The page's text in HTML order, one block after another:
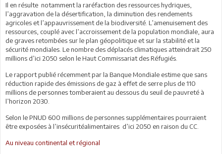
Il en résulte notamment la raréfaction des ressources hydriques,
l’aggravation de la désertification, la diminution des rendements
agricoles et l’appauvrissement de la biodiversité. L’amenuisement des
ressources, couplé avec l’accroissement de la population mondiale, aura
de graves retombées sur le plan géopolitique et sur la stabilité et la
sécurité mondiales. Le nombre des déplacés climatiques atteindrait 250
millions d’ici 2050 selon le Haut Commissariat des Réfugiés.
Le rapport publié récemment par la Banque Mondiale estime que sans
réduction rapide des émissions de gaz à effet de serre plus de 110
millions de personnes tomberaient au dessous du seuil de pauvreté à
l’horizon 2030.
Selon le PNUD 600 millions de personnes supplémentaires pourraient
être exposées à l’insécuritéalimentaires d’ici 2050 en raison du CC.
Au niveau continental et régional